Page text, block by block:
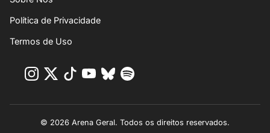
Política de Privacidade
Termos de Uso
© 2026 Arena Geral. Todos os direitos reservados.